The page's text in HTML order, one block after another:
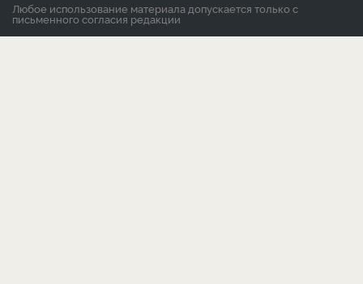
Любое использование материала допускается только с
письменного согласия редакции